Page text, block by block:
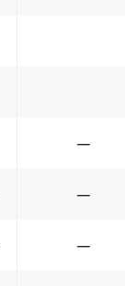
—
—
—